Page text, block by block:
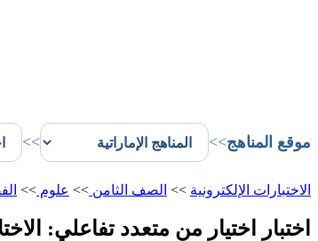
موقع المناهج>>
>>
الاختبارات الإلكترونية >> الصف الثامن >> علوم >>
اختبار اختيار من متعدد تفاعلي: